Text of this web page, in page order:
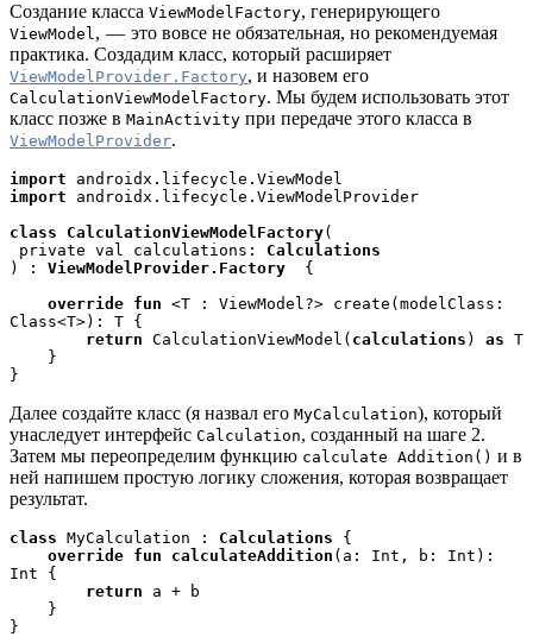
Создание класса ViewModelFactory, генерирующего
ViewModel, — это вовсе не обязательная, но рекомендуемая
практика. Создадим класс, который расширяет
ViewModelProvider.Factory, и назовем его
CalculationViewModelFactory. Мы будем использовать этот
класс позже в MainActivity при передаче этого класса в
ViewModelProvider.
import
import androidx.lifecycle.ViewModelProvider
class CalculationViewModelFactory(
private val calculations: Calculations
) : ViewModelProvider.Factory
  {
override fun <T : ViewModel?> create(modelClass:
Class<T>): T {
return CalculationViewModel( calculations ) as T
}
Далее создайте класс (я назвал его MyCalculation), который
унаследует интерфейс Calculation, созданный на шаге 2.
Затем мы переопределим функцию calculate Addition() и в
ней напишем простую логику сложения, которая возвращает
результат.
class MyCalculation : Calculations {
override fun calculateAddition (a: Int, b: Int):
Int {
return a + b
    }
}